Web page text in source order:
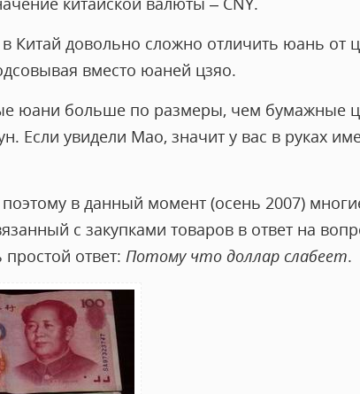
довольно сложно отличить юань от
вместо юаней цзяо.
юани больше по размеры, чем бумажные
Если увидели Мао, значит у вас в руках
в данный момент (осень 2007)
с закупками товаров в ответ на
ответ: Потому что доллар слабеет.